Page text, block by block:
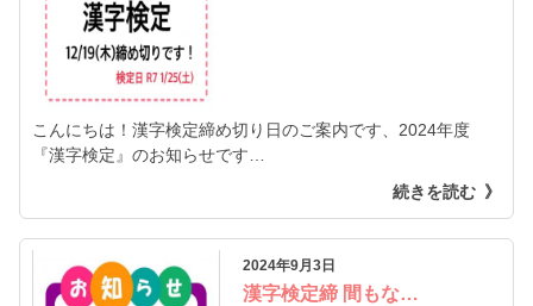
こんにちは！漢字検定締め切り日のご案内です、2024年度
『漢字検定』のお知らせです…
続きを読む
2024年9月3日
漢字検定締 間もな…